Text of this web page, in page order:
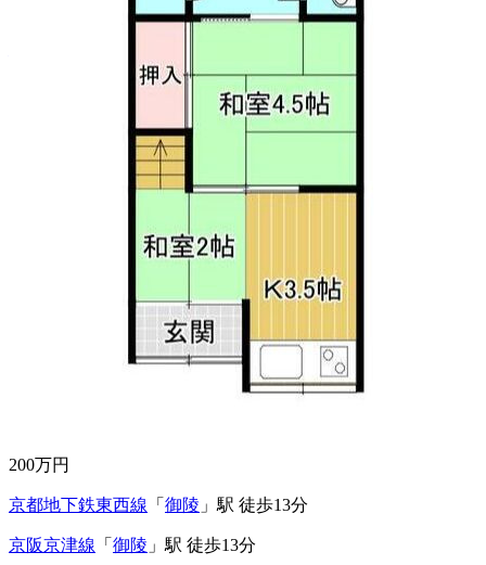
土地面積：72.97㎡（22.07坪）
200万円
京都地下鉄東西線 「 御陵 」駅 徒歩13分
京阪京津線 「 御陵 」駅 徒歩13分